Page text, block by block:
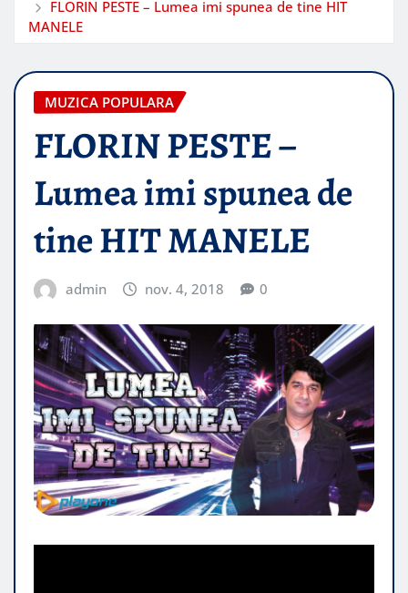
FLORIN PESTE – Lumea imi spunea de tine HIT
MANELE
MUZICA POPULARA
FLORIN PESTE –
Lumea imi spunea de
tine HIT MANELE
admin nov. 4, 2018 0